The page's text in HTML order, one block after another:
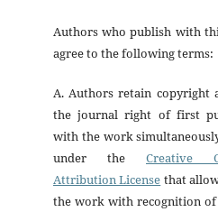
Authors who publish with
agree to the following terms:
A. Authors retain copyright
the journal right of first
with the work
under the Creative
Attribution License that
the work with recognition